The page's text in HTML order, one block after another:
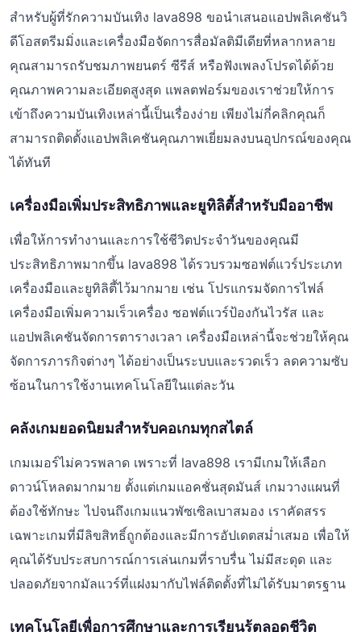
สำหรับผู้ที่รักความบันเทิง lava898 ขอนำเสนอแอปพลิเคชันวิ
ดีโอสตรีมมิ่งและเครื่องมือจัดการสื่อมัลติมีเดียที่หลากหลาย
คุณสามารถรับชมภาพยนตร์ ซีรีส์ หรือฟังเพลงโปรดได้ด้วย
คุณภาพความละเอียดสูงสุด แพลตฟอร์มของเราช่วยให้การ
เข้าถึงความบันเทิงเหล่านี้เป็นเรื่องง่าย เพียงไม่กี่คลิกคุณก็
สามารถติดตั้งแอปพลิเคชันคุณภาพเยี่ยมลงบนอุปกรณ์ของคุณ
ได้ทันที
เครื่องมือเพิ่มประสิทธิภาพและยูทิลิตี้สำหรับมืออาชีพ
เพื่อให้การทำงานและการใช้ชีวิตประจำวันของคุณมี
ประสิทธิภาพมากขึ้น lava898 ได้รวบรวมซอฟต์แวร์ประเภท
เครื่องมือและยูทิลิตี้ไว้มากมาย เช่น โปรแกรมจัดการไฟล์
เครื่องมือเพิ่มความเร็วเครื่อง ซอฟต์แวร์ป้องกันไวรัส และ
แอปพลิเคชันจัดการตารางเวลา เครื่องมือเหล่านี้จะช่วยให้คุณ
จัดการภารกิจต่างๆ ได้อย่างเป็นระบบและรวดเร็ว ลดความซับ
ซ้อนในการใช้งานเทคโนโลยีในแต่ละวัน
คลังเกมยอดนิยมสำหรับคอเกมทุกสไตล์
เกมเมอร์ไม่ควรพลาด เพราะที่ lava898 เรามีเกมให้เลือก
ดาวน์โหลดมากมาย ตั้งแต่เกมแอคชั่นสุดมันส์ เกมวางแผนที่
ต้องใช้ทักษะ ไปจนถึงเกมแนวพัซเซิลเบาสมอง เราคัดสรร
เฉพาะเกมที่มีลิขสิทธิ์ถูกต้องและมีการอัปเดตสม่ำเสมอ เพื่อให้
คุณได้รับประสบการณ์การเล่นเกมที่ราบรื่น ไม่มีสะดุด และ
ปลอดภัยจากมัลแวร์ที่แฝงมากับไฟล์ติดตั้งที่ไม่ได้รับมาตรฐาน
เทคโนโลยีเพื่อการศึกษาและการเรียนรู้ตลอดชีวิต